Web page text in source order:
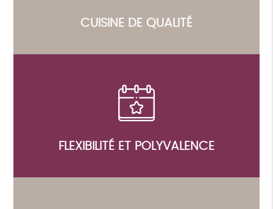
CUISINE DE QUALITÉ
FLEXIBILITÉ ET POLYVALENCE